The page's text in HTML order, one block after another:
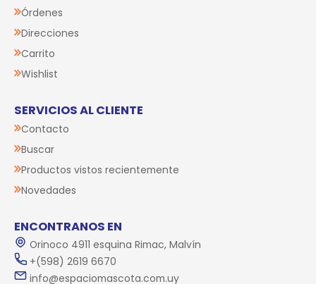
Órdenes
Direcciones
Carrito
Wishlist
SERVICIOS AL CLIENTE
Contacto
Buscar
Productos vistos recientemente
Novedades
ENCONTRANOS EN
Orinoco 4911 esquina Rimac, Malvín
+(598) 2619 6670
info@espaciomascota.com.uy